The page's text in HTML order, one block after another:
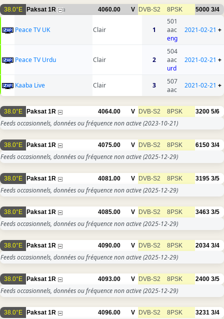
38.0°E Paksat 1R 3 4060.00 V DVB-S2 8PSK 5000 3/4
Peace TV UK Clair 1
501
aac
eng
2021-02-21 +
Peace TV Urdu Clair 2
504
aac
urd
2021-02-21 +
Kaaba Live Clair 3
507
aac
2021-02-21 +
38.0°E Paksat 1R 4064.00 V DVB-S2 8PSK 3200 5/6
Feeds occasionnels, données ou fréquence non active(2023-10-21)
38.0°E Paksat 1R 4075.00 V DVB-S2 8PSK 6150 3/4
Feeds occasionnels, données ou fréquence non active(2025-12-29)
38.0°E Paksat 1R 4081.00 V DVB-S2 8PSK 3195 3/5
Feeds occasionnels, données ou fréquence non active(2025-12-29)
38.0°E Paksat 1R 4085.00 V DVB-S2 8PSK 3463 3/5
Feeds occasionnels, données ou fréquence non active(2025-12-29)
38.0°E Paksat 1R 4090.00 V DVB-S2 8PSK 2034 3/4
Feeds occasionnels, données ou fréquence non active(2025-12-29)
38.0°E Paksat 1R 4093.00 V DVB-S2 8PSK 2400 3/5
Feeds occasionnels, données ou fréquence non active(2025-12-29)
38.0°E Paksat 1R 4096.00 V DVB-S2 8PSK 3231 3/4